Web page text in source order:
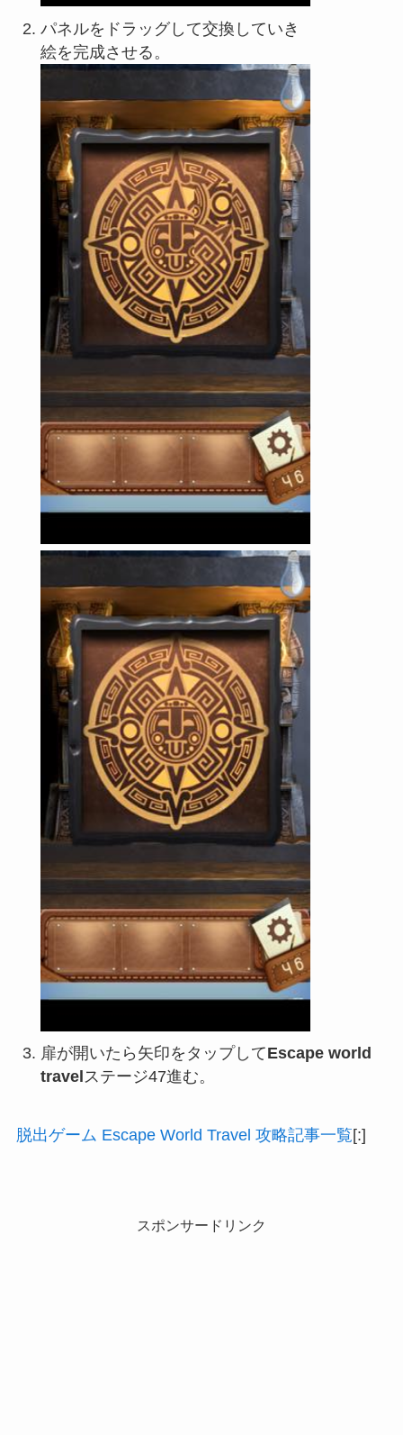
パネルをドラッグして交換していき
絵を完成させる。
扉が開いたら矢印をタップしてEscape world
travel ステージ47進む。
脱出ゲーム Escape World Travel 攻略記事一覧[:]
スポンサードリンク